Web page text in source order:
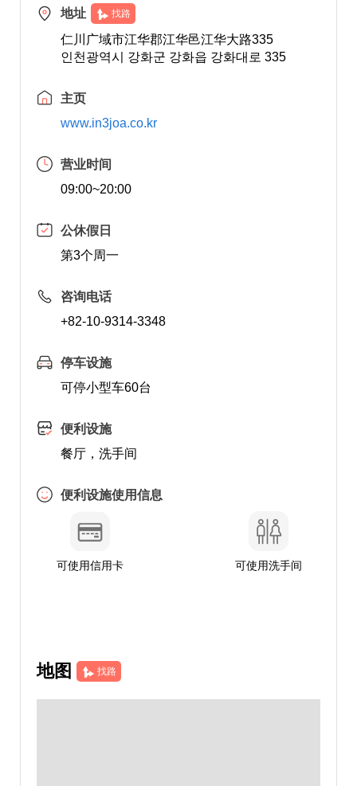
地址 找路
仁川广域市江华郡江华邑江华大路335
인천광역시 강화군 강화읍 강화대로 335
主页
www.in3joa.co.kr
营业时间
09:00~20:00
公休假日
第3个周一
咨询电话
+82-10-9314-3348
停车设施
可停小型车60台
便利设施
餐厅，洗手间
便利设施使用信息
可使用信用卡 可使用洗手间
地图 找路